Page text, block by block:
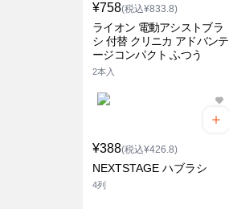
¥758(税込¥833.8)
ライオン 電動アシストブラ
シ 付替 クリニカ アドバンテ
ージコンパクト ふつう
2本入
¥388(税込¥426.8)
NEXTSTAGE ハブラシ
4列